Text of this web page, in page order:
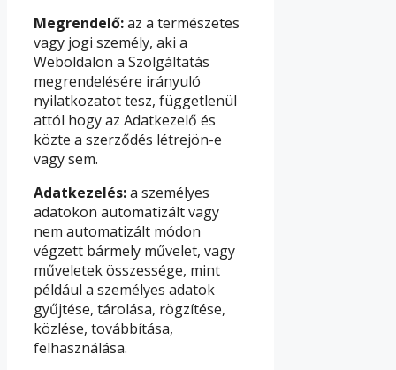
Megrendelő:az a természetes
vagy jogi személy, aki a
Weboldalon a Szolgáltatás
megrendelésére irányuló
nyilatkozatot tesz, függetlenül
attól hogy az Adatkezelő és
közte a szerződés létrejön-e
vagy sem.
Adatkezelés:a személyes
adatokon automatizált vagy
nem automatizált módon
végzett bármely művelet, vagy
műveletek összessége, mint
például a személyes adatok
gyűjtése, tárolása, rögzítése,
közlése, továbbítása,
felhasználása.